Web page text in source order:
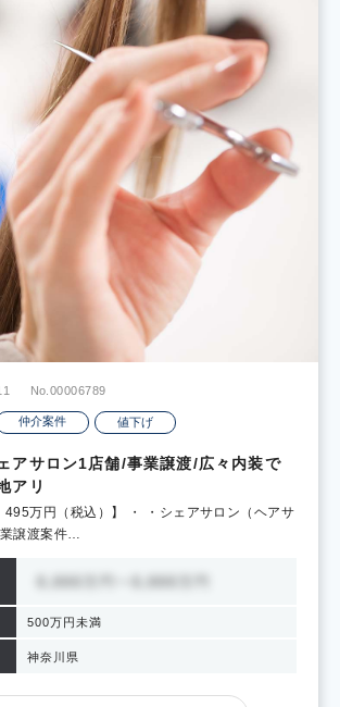
No.00006789
仲介案件 値下げ
アサロン1店舗/事業譲渡/広々内装で
アリ
495万円（税込）】 ・ ・シェアサロン（ヘアサ
譲渡案件…
500万円未満
神奈川県